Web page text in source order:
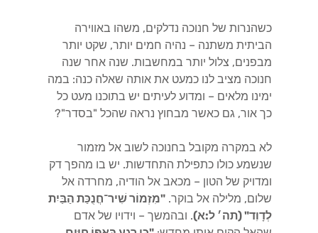
כשהנרות של חנוכה נדלקים, משהו באווירה
הביתית משתנה – נהיה חמים יותר, שקט יותר
מבפנים, צלול יותר במחשבות. שנה אחר שנה
חנוכה מציב לנו כמעט את אותה שאלה כנה: במה
ימינו מלאים – ומדוע לעיתים יש בתוכנו מעט כל
כך אור, גם כאשר מבחוץ נראה שהכל "בסדר"?
לא במקרה מקובל בחנוכה לשוב אל מזמור
שנשמע כולו כתפילת התחדשות. יש בו מהפך דק
ומדויק של הטון – מכאב אל הודיה, מחרדה אל
שלום, מלילה אל בוקר. "מִזְמוֹר שִׁיר־חֲנֻכַּת הַבַּיִת
לְדָוִד" (תה׳ ל:א). ובהמשך – וידויו של אדם